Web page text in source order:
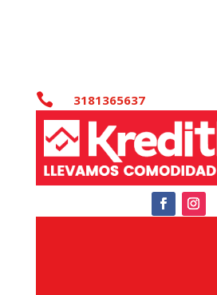
 3181365637